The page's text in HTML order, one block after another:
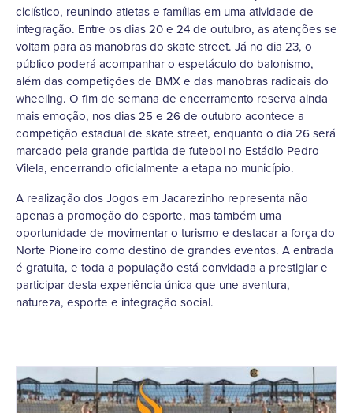
ciclístico, reunindo atletas e famílias em uma atividade de
integração. Entre os dias 20 e 24 de outubro, as atenções se
voltam para as manobras do skate street. Já no dia 23, o
público poderá acompanhar o espetáculo do balonismo,
além das competições de BMX e das manobras radicais do
wheeling. O fim de semana de encerramento reserva ainda
mais emoção, nos dias 25 e 26 de outubro acontece a
competição estadual de skate street, enquanto o dia 26 será
marcado pela grande partida de futebol no Estádio Pedro
Vilela, encerrando oficialmente a etapa no município.
A realização dos Jogos em Jacarezinho representa não
apenas a promoção do esporte, mas também uma
oportunidade de movimentar o turismo e destacar a força do
Norte Pioneiro como destino de grandes eventos. A entrada
é gratuita, e toda a população está convidada a prestigiar e
participar desta experiência única que une aventura,
natureza, esporte e integração social.